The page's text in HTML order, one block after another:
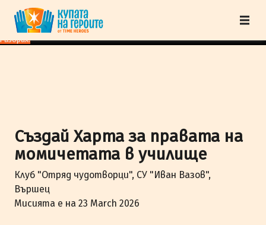
"Купата на героите" от TimeHeroes ползва cookies, за да осигурим по-
добро представяне на сайта и да подобрим Вашето преживяване.Научи
повече
Разбрах!
Създай Харта за правата на
момичетата в училище
Клуб "Отряд чудотворци", СУ "Иван Вазов",
Вършец
Мисията е на 23 March 2026